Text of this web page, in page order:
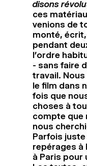
disons
ces
venions de
monté,
pendant
l’ordre
- sans faire
travail.
le film dans
fois que
choses à
compte que
nous
Parfois
repérages à
à Paris pour